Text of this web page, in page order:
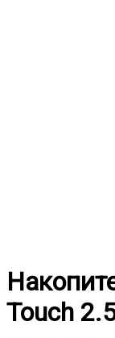
Touch